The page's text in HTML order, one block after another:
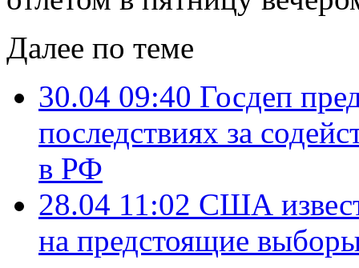
Далее по теме
30.04 09:40 Госдеп
последствиях за
в РФ
28.04 11:02 США
на предстоящие